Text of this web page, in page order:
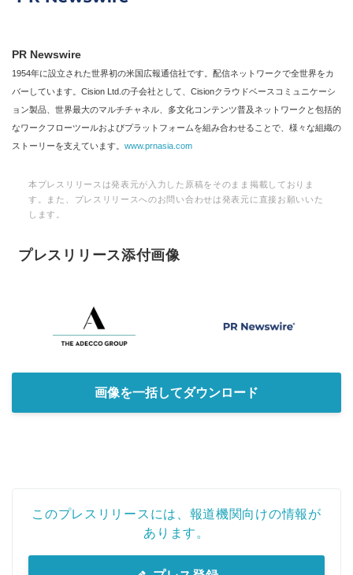
PR Newswire
1954年に設立された世界初の米国広報通信社です。配信ネットワークで全世界をカ
バーしています。Cision Ltd.の子会社として、Cisionクラウドベースコミュニケーシ
ョン製品、世界最大のマルチチャネル、多文化コンテンツ普及ネットワークと包括的
なワークフローツールおよびプラットフォームを組み合わせることで、様々な組織の
ストーリーを支えています。 www.prnasia.com
本プレスリリースは発表元が入力した原稿をそのまま掲載しておりま
す。また、プレスリリースへのお問い合わせは発表元に直接お願いいた
します。
プレスリリース添付画像
画像を一括してダウンロード
このプレスリリースには、報道機関向けの情報が
あります。